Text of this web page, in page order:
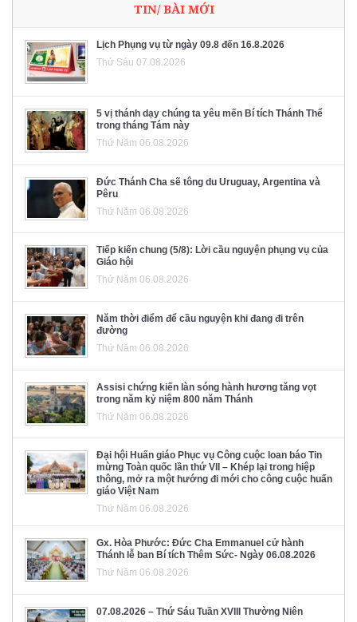
TIN/ BÀI MỚI
Lịch Phụng vụ từ ngày 09.8 đến 16.8.2026
Thứ Sáu 07.08.2026
5 vị thánh dạy chúng ta yêu mến Bí tích Thánh Thể
trong tháng Tám này
Thứ Năm 06.08.2026
Đức Thánh Cha sẽ tông du Uruguay, Argentina và
Pêru
Thứ Năm 06.08.2026
Tiếp kiến chung (5/8): Lời cầu nguyện phụng vụ của
Giáo hội
Thứ Năm 06.08.2026
Năm thời điểm để cầu nguyện khi đang đi trên
đường
Thứ Năm 06.08.2026
Assisi chứng kiến làn sóng hành hương tăng vọt
trong năm kỷ niệm 800 năm Thánh
Thứ Năm 06.08.2026
Đại hội Huấn giáo Phục vụ Công cuộc loan báo Tin
mừng Toàn quốc lần thứ VII – Khép lại trong hiệp
thông, mở ra một hướng đi mới cho công cuộc huấn
giáo Việt Nam
Thứ Năm 06.08.2026
Gx. Hòa Phước: Đức Cha Emmanuel cử hành
Thánh lễ ban Bí tích Thêm Sức- Ngày 06.08.2026
Thứ Năm 06.08.2026
07.08.2026 – Thứ Sáu Tuần XVIII Thường Niên